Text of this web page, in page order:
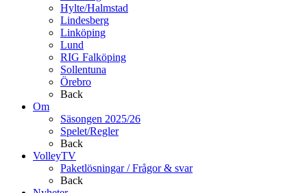
Hylte/Halmstad
Lindesberg
Linköping
Lund
RIG Falköping
Sollentuna
Örebro
Back
Om
Säsongen 2025/26
Spelet/Regler
Back
VolleyTV
Paketlösningar / Frågor & svar
Back